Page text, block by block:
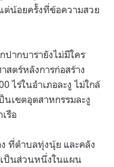
ต่น้อยครั้งที่ข้อความสวย
ปากบารายังไม่มีใคร
ตร์หลังการก่อสร้าง
ไร่ในอำเภอละงู ไม่ใกล้
นเขตอุตสาหกรรมละงู
รือ
ง ที่ตำบลทุ่งนุ้ย และคลัง
ป็นส่วนหนึ่งในแผน